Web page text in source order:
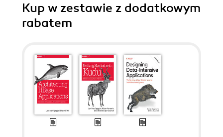
Kup w zestawie z dodatkowym
rabatem